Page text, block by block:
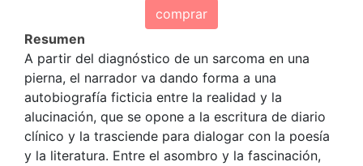
comprar
Resumen
A partir del diagnóstico de un sarcoma en una
pierna, el narrador va dando forma a una
autobiografía ficticia entre la realidad y la
alucinación, que se opone a la escritura de diario
clínico y la trasciende para dialogar con la poesía
y la literatura. Entre el asombro y la fascinación,